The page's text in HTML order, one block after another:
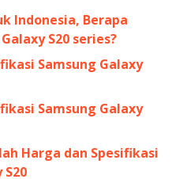
Indonesia, Berapa
S20 series?
Samsung Galaxy
Samsung Galaxy
Harga dan Spesifikasi